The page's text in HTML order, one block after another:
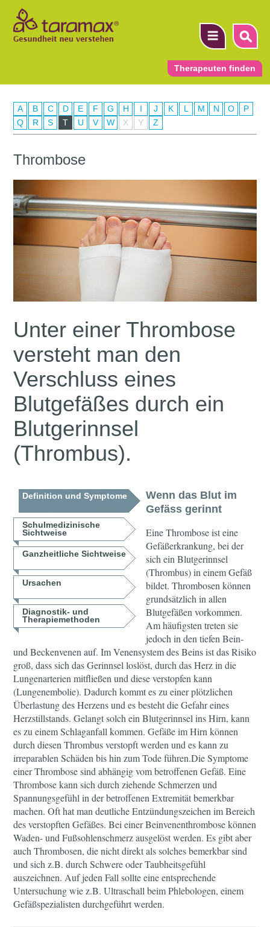
Therapeuten finden
A B C D E F G H I J K L M N O
P
Q
R S T U V W X Y Z
Thrombose
Unter einer Thrombose
versteht man den
Verschluss eines
Blutgefäßes durch ein
Blutgerinnsel
(Thrombus).
Definition und Symptome
Schulmedizinische
Sichtweise
Ganzheitliche Sichtweise
Ursachen
Diagnostik- und
Therapiemethoden
Wenn das Blut im
Gefäss gerinnt
Eine Thrombose ist eine
Gefäßerkrankung, bei der
sich ein Blutgerinnsel
(Thrombus) in einem Gefäß
bildet. Thrombosen können
grundsätzlich in allen
Blutgefäßen vorkommen.
Am häufigsten treten sie
jedoch in den tiefen Bein-
und Beckenvenen auf. Im Venensystem des Beins ist das Risiko
groß, dass sich das Gerinnsel loslöst, durch das Herz in die
Lungenarterien mitfließen und diese verstopfen kann
(Lungenembolie). Dadurch kommt es zu einer plötzlichen
Überlastung des Herzens und es besteht die Gefahr eines
Herzstillstands. Gelangt solch ein Blutgerinnsel ins Hirn, kann
es zu einem Schlaganfall kommen. Gefäße im Hirn können
durch diesen Thrombus verstopft werden und es kann zu
irreparablen Schäden bis hin zum Tode führen.Die Symptome
einer Thrombose sind abhängig vom betroffenen Gefäß. Eine
Thrombose kann sich durch ziehende Schmerzen und
Spannungsgefühl in der betroffenen Extremität bemerkbar
machen. Oft hat man deutliche Entzündungszeichen im Bereich
des verstopften Gefäßes. Bei einer Beinvenenthrombose können
Waden- und Fußsohlenschmerz ausgelöst werden. Es gibt aber
auch Thrombosen, die nicht direkt als solches bemerkbar sind
und sich z.B. durch Schwere oder Taubheitsgefühl
auszeichnen. Auf jeden Fall sollte eine entsprechende
Untersuchung wie z.B. Ultraschall beim Phlebologen, einem
Gefäßspezialisten durchgeführt werden.